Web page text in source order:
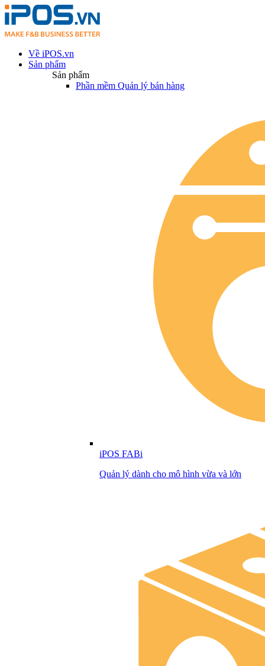
Về iPOS.vn
Sản phẩm
Sản phẩm
Phần mềm Quản lý bán hàng
iPOS FABi
Quản lý dành cho mô hình vừa và lớn